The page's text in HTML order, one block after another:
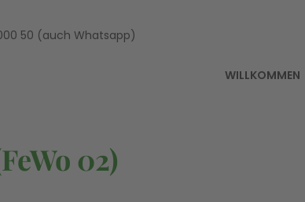
50 (auch Whatsapp)
WILLKOMMEN
02)